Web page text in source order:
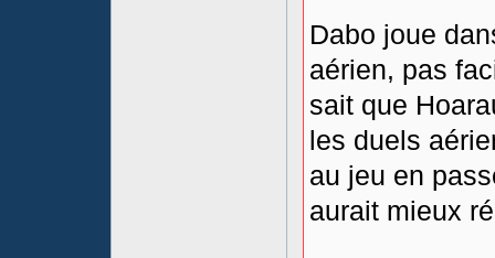
Dabo joue
aérien, pas
sait que
les duels
au jeu en
aurait mieux